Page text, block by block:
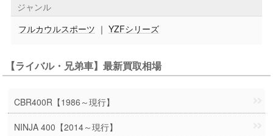
ジャンル
フルカウルスポーツ ｜ YZFシリーズ
【ライバル・兄弟車】最新買取相場
CBR400R【1986～現行】
NINJA 400【2014～現行】